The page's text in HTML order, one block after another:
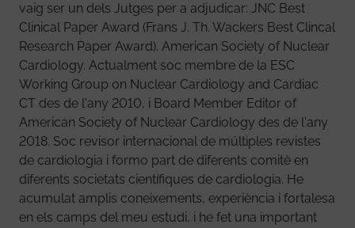
vaig ser un dels Jutges per a adjudicar: JNC Best
Clinical Paper Award (Frans J. Th. Wackers Best Clincal
Research Paper Award). American Society of Nuclear
Cardiology. Actualment soc membre de la ESC
Working Group on Nuclear Cardiology and Cardiac
CT des de l'any 2010, i Board Member Editor of
American Society of Nuclear Cardiology des de l'any
2018. Soc revisor internacional de múltiples revistes
de cardiologia i formo part de diferents comitè en
diferents societats científiques de cardiologia. He
acumulat amplis coneixements, experiència i fortalesa
en els camps del meu estudi, i he fet una important